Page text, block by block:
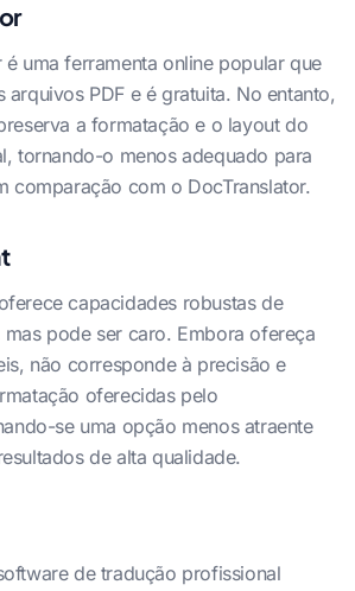
é uma ferramenta online popular que
arquivos PDF e é gratuita. No entanto,
a formatação e o layout do
tornando-o menos adequado para
comparação com o DocTranslator.
capacidades robustas de
mas pode ser caro. Embora ofereça
não corresponde à precisão e
oferecidas pelo
se uma opção menos atraente
de alta qualidade.
de tradução profissional